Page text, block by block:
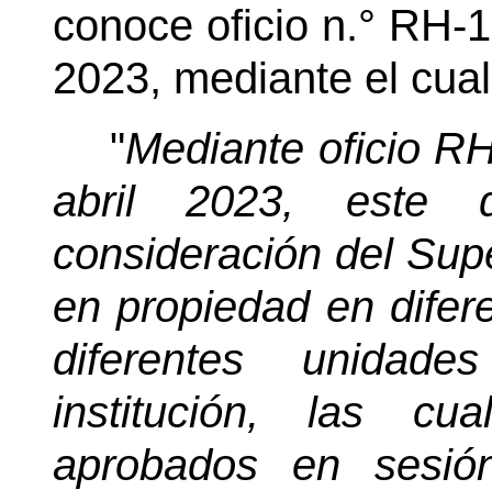
conoce oficio n.° RH-
2023, mediante el
"Mediante oficio
abril 2023, este
consideración del
en propiedad en
diferentes
institución, las
aprobados en